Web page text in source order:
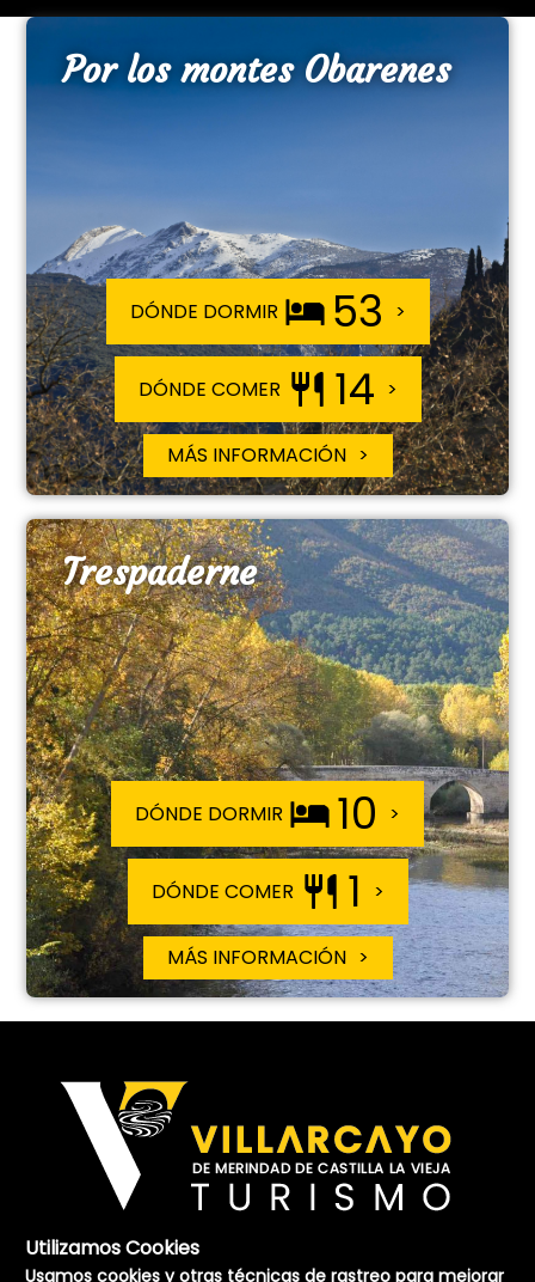
Por los montes Obarenes
DÓNDE DORMIR 53
DÓNDE COMER 14
MÁS INFORMACIÓN
Trespaderne
DÓNDE DORMIR 10
DÓNDE COMER 1
MÁS INFORMACIÓN
Utilizamos Cookies
Usamos cookies y otras técnicas de rastreo para mejorar